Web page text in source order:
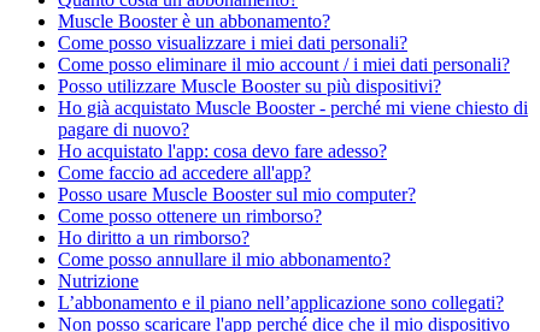
Muscle Booster è un abbonamento?
Come posso visualizzare i miei dati personali?
Come posso eliminare il mio account / i miei dati personali?
Posso utilizzare Muscle Booster su più dispositivi?
Ho già acquistato Muscle Booster - perché mi viene chiesto di
pagare di nuovo?
Ho acquistato l'app: cosa devo fare adesso?
Come faccio ad accedere all'app?
Posso usare Muscle Booster sul mio computer?
Come posso ottenere un rimborso?
Ho diritto a un rimborso?
Come posso annullare il mio abbonamento?
Nutrizione
L’abbonamento e il piano nell’applicazione sono collegati?
Non posso scaricare l'app perché dice che il mio dispositivo